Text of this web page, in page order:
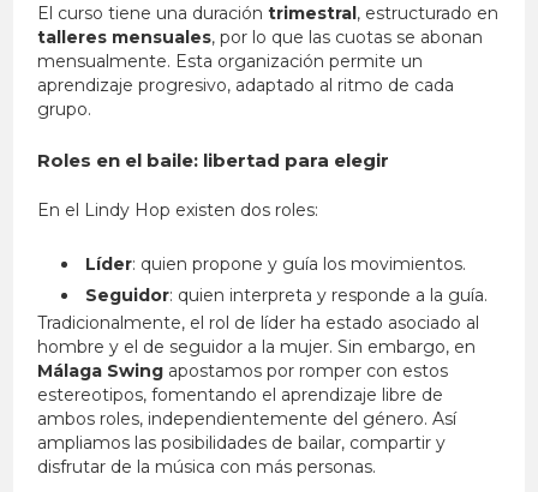
El curso tiene una duracióntrimestral, estructurado en
talleres mensuales, por lo que las cuotas se abonan
mensualmente. Esta organización permite un
aprendizaje progresivo, adaptado al ritmo de cada
grupo.
Roles en el baile: libertad para elegir
En el Lindy Hop existen dos roles:
Líder: quien propone y guía los movimientos.
Seguidor: quien interpreta y responde a la guía.
Tradicionalmente, el rol de líder ha estado asociado al
hombre y el de seguidor a la mujer. Sin embargo, en
Málaga Swing apostamos por romper con estos
estereotipos, fomentando el aprendizaje libre de
ambos roles, independientemente del género. Así
ampliamos las posibilidades de bailar, compartir y
disfrutar de la música con más personas.